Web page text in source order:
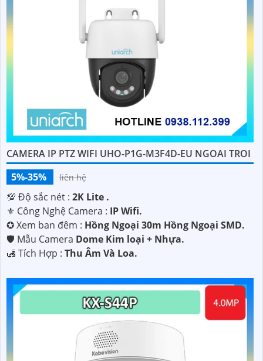
CAMERA IP PTZ WIFI UHO-P1G-M3F4D-EU NGOAI TROI
5%-35%
liên hệ
💯 Độ sắc nét : 2K Lite .
⚜️ Công Nghệ Camera : IP Wifi.
✪ Xem ban đêm : Hồng Ngoại 30m Hồng Ngoại SMD.
🛡 Mẫu Camera Dome Kim loại + Nhựa.
️🛃 Tích Hợp : Thu Âm Và Loa.